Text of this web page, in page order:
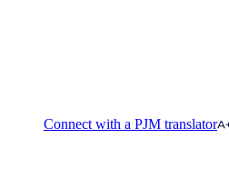
Connect with a PJM translator